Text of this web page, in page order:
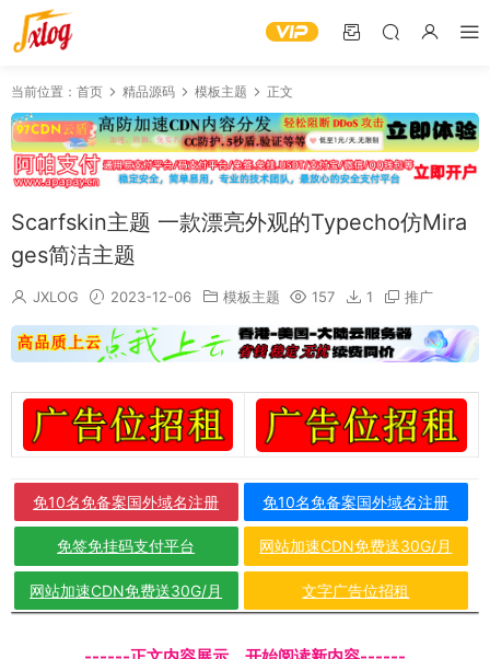
当前位置： 首页 精品源码 模板主题 正文
Scarfskin主题 一款漂亮外观的Typecho仿Mira
ges简洁主题
JXLOG 2023-12-06 模板主题 157 1 推广
免10名免备案国外域名注册 免10名免备案国外域名注册
免签免挂码支付平台 网站加速CDN免费送30G/月
网站加速CDN免费送30G/月 文字广告位招租